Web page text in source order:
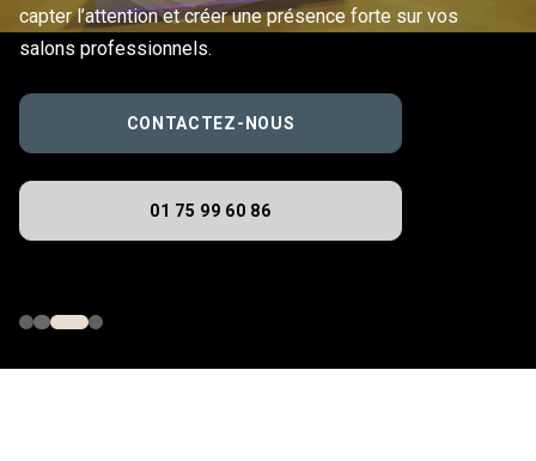
capter l’attention et créer une présence forte sur vos
salons professionnels.
CONTACTEZ-NOUS
01 75 99 60 86